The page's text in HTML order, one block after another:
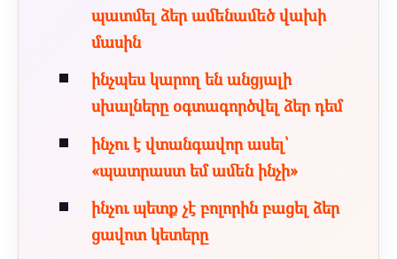
պատմել ձեր ամենամեծ վախի
մասին
ինչպես կարող են անցյալի
սխալները օգտագործվել ձեր դեմ
ինչու է վտանգավոր ասել՝
«պատրաստ եմ ամեն ինչի»
ինչու պետք չէ բոլորին բացել ձեր
ցավոտ կետերը